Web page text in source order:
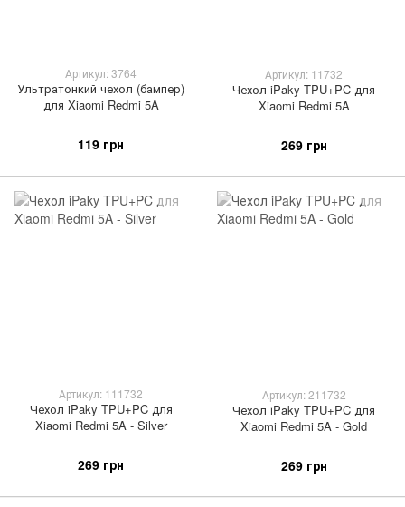
Артикул: 3764
Ультратонкий чехол (бампер)
для Xiaomi Redmi 5A
119 грн
Артикул: 11732
Чехол iPaky TPU+PC для
Xiaomi Redmi 5A
269 грн
Артикул: 111732
Чехол iPaky TPU+PC для
Xiaomi Redmi 5A - Silver
269 грн
Артикул: 211732
Чехол iPaky TPU+PC для
Xiaomi Redmi 5A - Gold
269 грн